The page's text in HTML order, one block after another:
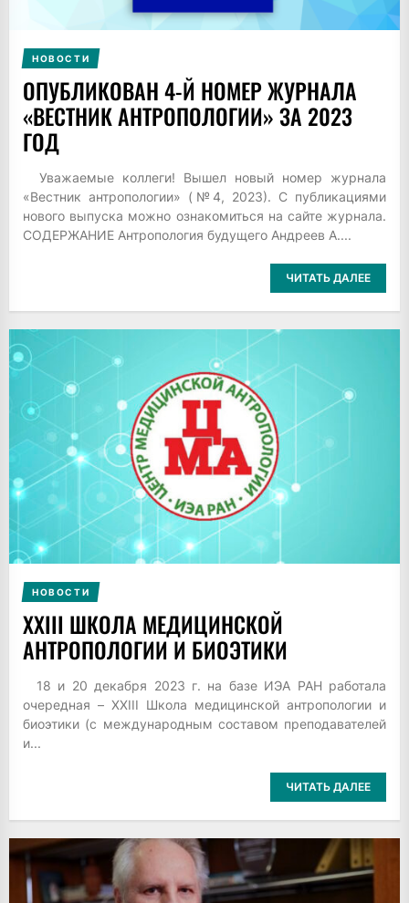
НОВОСТИ
ОПУБЛИКОВАН 4-Й НОМЕР ЖУРНАЛА
«ВЕСТНИК АНТРОПОЛОГИИ» ЗА 2023
ГОД
Уважаемые коллеги! Вышел новый номер журнала
«Вестник антропологии» (№4, 2023). С публикациями
нового выпуска можно ознакомиться на сайте журнала.
СОДЕРЖАНИЕ Антропология будущего Андреев А....
ЧИТАТЬ ДАЛЕЕ
НОВОСТИ
XXIII ШКОЛА МЕДИЦИНСКОЙ
АНТРОПОЛОГИИ И БИОЭТИКИ
18 и 20 декабря 2023 г. на базе ИЭА РАН работала
очередная – XXIII Школа медицинской антропологии и
биоэтики (с международным составом преподавателей
и...
ЧИТАТЬ ДАЛЕЕ